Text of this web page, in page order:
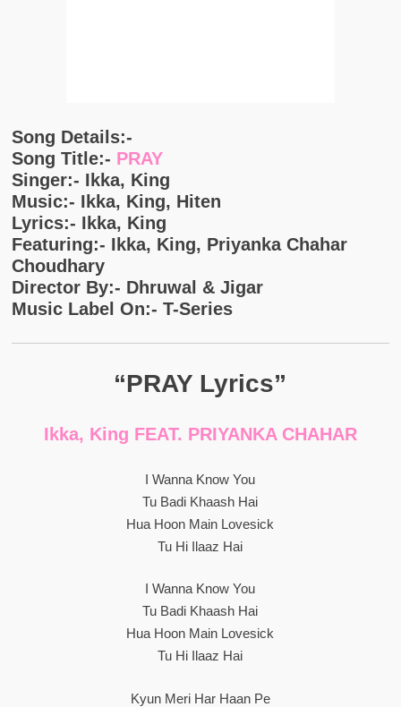
Song Details:-
Song Title:- PRAY
Singer:- Ikka, King
Music:- Ikka, King, Hiten
Lyrics:- Ikka, King
Featuring:- Ikka, King, Priyanka Chahar
Choudhary
Director By:- Dhruwal & Jigar
Music Label On:- T-Series
“PRAY Lyrics”
Ikka, King FEAT. PRIYANKA CHAHAR
I Wanna Know You
Tu Badi Khaash Hai
Hua Hoon Main Lovesick
Tu Hi Ilaaz Hai
I Wanna Know You
Tu Badi Khaash Hai
Hua Hoon Main Lovesick
Tu Hi Ilaaz Hai
Kyun Meri Har Haan Pe